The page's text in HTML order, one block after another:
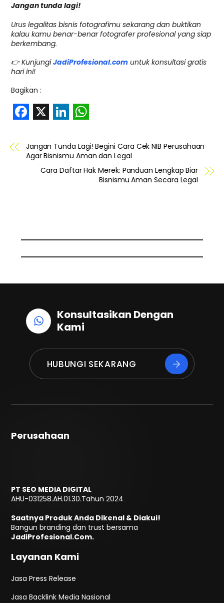
Jangan tunda lagi!
Urus legalitas bisnis fotografimu sekarang dan buktikan
kalau kamu benar-benar fotografer profesional yang siap
berkembang.
👉 KunjungiJadiProfesional.com untuk konsultasi gratis
hari ini!
Bagikan :
F
a
k
X L
i
n
k
n
W
h
a
t
p
Jangan Tunda Lagi! Begini Cara Cek NIB Perusahaan
Agar Bisnismu Aman dan Legal
Cara Daftar Hak Merek: Panduan Lengkap Biar
Bisnismu Aman Secara Legal
Konsultasikan Dengan
Kami
HUBUNGI SEKARANG
Perusahaan
PT SEO MEDIA DIGITAL
AHU-031258.AH.01.30.Tahun 2024
Saatnya Produk Anda Dikenal & Diakui!
Bangun branding dan trust bersama
JadiProfesional.Com.
Layanan Kami
Jasa Press Release
Jasa Backlink Media Nasional